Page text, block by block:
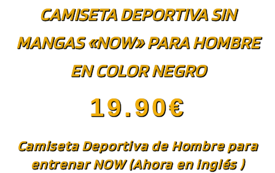
CAMISETA DEPORTIVA SIN
MANGAS «NOW» PARA HOMBRE
EN COLOR NEGRO
19.90€
Camiseta Deportiva de Hombre para
entrenar NOW (Ahora en inglés )